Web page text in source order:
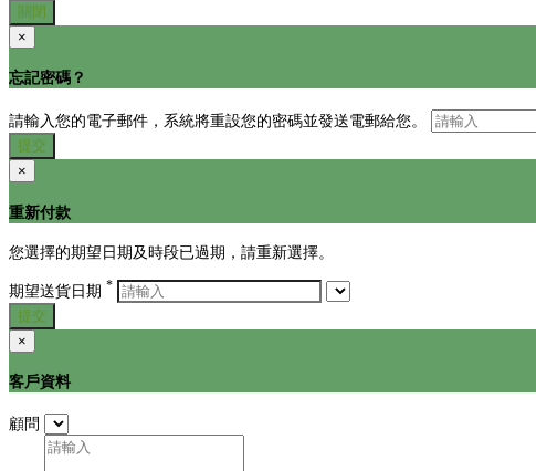
關閉
×
忘記密碼？
請輸入您的電子郵件，系統將重設您的密碼並發送電郵給您。
提交
×
重新付款
您選擇的期望日期及時段已過期，請重新選擇。
期望送貨日期 *
提交
×
客戶資料
顧問